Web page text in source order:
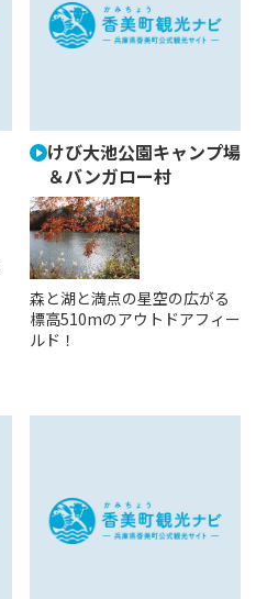
けび大池公園キャンプ場
＆バンガロー村
森と湖と満点の星空の広がる
標高510mのアウトドアフィー
ルド！